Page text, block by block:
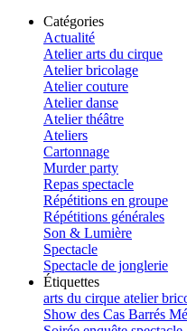
Catégories
Actualité
Atelier arts du cirque
Atelier bricolage
Atelier couture
Atelier danse
Atelier théâtre
Ateliers
Cartonnage
Murder party
Repas spectacle
Répétitions en groupe
Répétitions générales
Son & Lumière
Spectacle
Spectacle de jonglerie
Étiquettes
arts du cirque atelier
Show des Cas Barrés